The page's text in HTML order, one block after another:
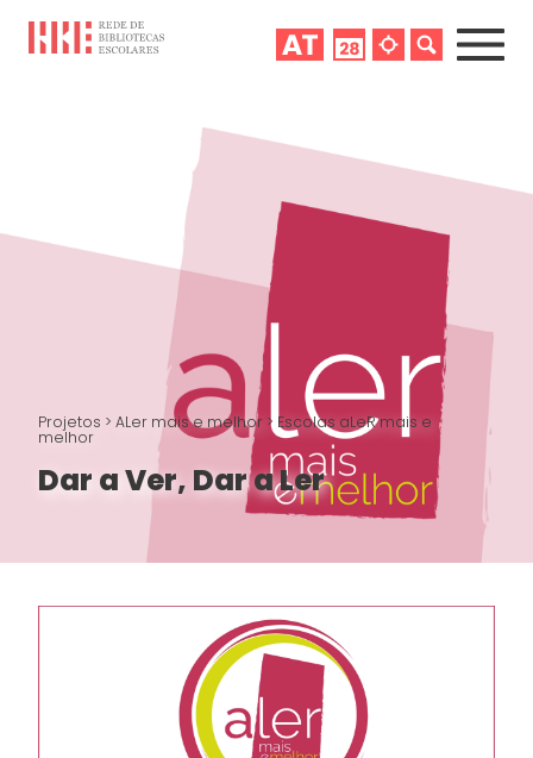
Projetos >ALer mais e melhor > Escolas aLeR mais e
melhor
Dar a Ver, Dar a Ler